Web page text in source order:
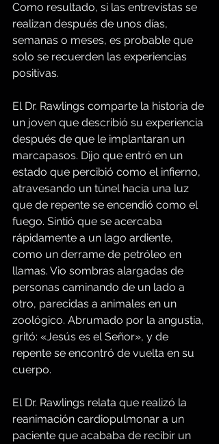
Como resultado, si las entrevistas se
realizan después de unos días,
semanas o meses, es probable que
solo se recuerden las experiencias
positivas.
El Dr. Rawlings comparte la historia de
un joven que describió su experiencia
después de que le implantaran un
marcapasos. Dijo que entró en un
estado que percibió como el infierno,
atravesando un túnel hacia una luz
que de repente se encendió como el
fuego. Sintió que se acercaba
rápidamente a un lago ardiente,
como un derrame de petróleo en
llamas. Vio sombras alargadas de
personas caminando de un lado a
otro, parecidas a animales en un
zoológico. Abrumado por la angustia,
gritó: «Jesús es el Señor», y de
repente se encontró de vuelta en su
cuerpo.
El Dr. Rawlings relata que realizó la
reanimación cardiopulmonar a un
paciente que acababa de recibir un